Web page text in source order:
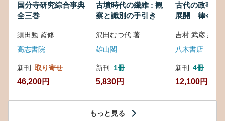
国分寺研究綜合事典
全三巻
須田勉 監修
高志書院
新刊 取り寄せ
46,200円
古墳時代の繊維 : 観
察と識別の手引き
沢田むつ代 著
雄山閣
新刊 1冊
5,830円
古代の政事と
展開 律令・
吉村 武彦 編集
八木書店
新刊 4冊
12,100円
もっと見る